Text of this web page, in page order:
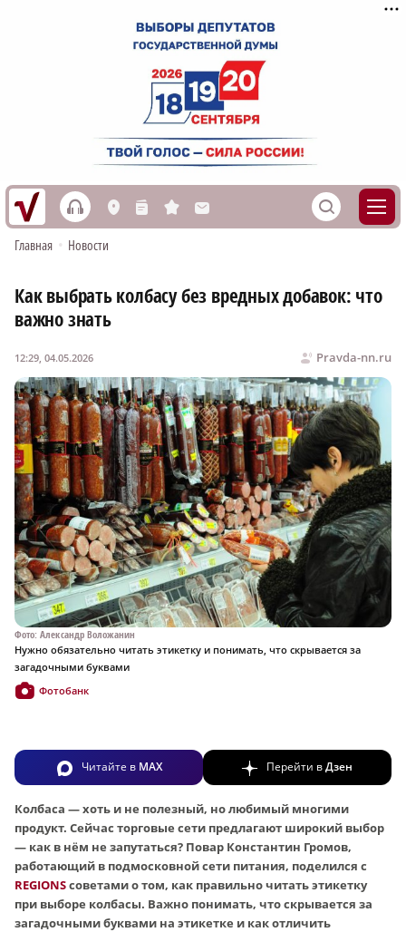
h L n s M S
Главная • Новости
Как выбрать колбасу без вредных добавок: что
важно знать
Pravda-nn.ru
12:29, 04.05.2026
Фото: Александр Воложанин
Нужно обязательно читать этикетку и понимать, что скрывается за
загадочными буквами
Фотобанк
Читайте в MAX Перейти вДзен
Колбаса — хоть и не полезный, но любимый многими
продукт. Сейчас торговые сети предлагают широкий выбор
— как в нём не запутаться? Повар Константин Громов,
работающий в подмосковной сети питания, поделился с
REGIONSсоветами о том, как правильно читать этикетку
при выборе колбасы. Важно понимать, что скрывается за
загадочными буквами на этикетке и как отличить